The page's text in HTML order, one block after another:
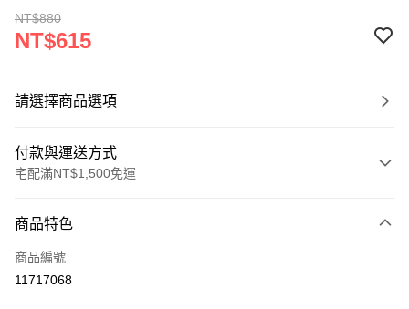
NT$880
NT$615
請選擇商品選項
付款與運送方式
宅配滿NT$1,500免運
信用卡一次付款
信用卡分期付款
商品特色
商品編號
11717068